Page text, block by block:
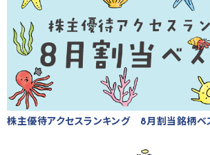
株主優待アクセスランキング 8月割当銘柄ベ